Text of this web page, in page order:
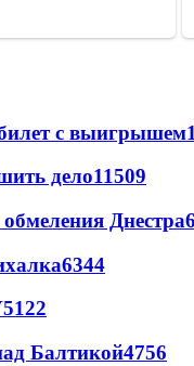
с выигрышем
дело11509
Днестра
6344
5122
Балтикой4756